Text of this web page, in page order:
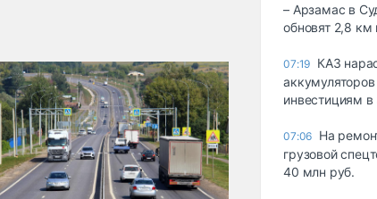
– Арзамас в
обновят 2,8 км
07:19 КАЗ
инвестициям
07:06 На
грузовой
40 млн руб.